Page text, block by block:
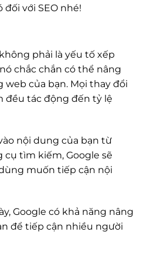
với SEO nhé!
phải là yếu tố xếp
chắc chắn có thể nâng
của bạn. Mọi thay đổi
tác động đến tỷ lệ
nội dung của bạn từ
tìm kiếm, Google sẽ
muốn tiếp cận nội
Google có khả năng nâng
để tiếp cận nhiều người